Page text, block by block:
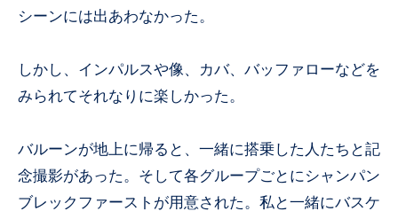
シーンには出あわなかった。
しかし、インパルスや像、カバ、バッファローなどを
みられてそれなりに楽しかった。
バルーンが地上に帰ると、一緒に搭乗した人たちと記
念撮影があった。そして各グループごとにシャンパン
ブレックファーストが用意された。私と一緒にバスケ